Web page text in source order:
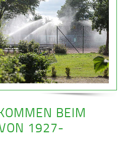
BEIM
1927-